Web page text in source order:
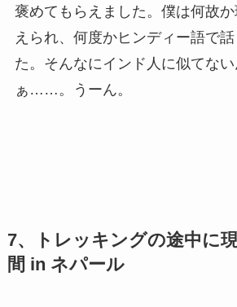
褒めてもらえました。僕は何故
えられ、何度かヒンディー語で
た。そんなにインド人に似てな
ぁ……。うーん。
7、トレッキングの途中に
間 in ネパール